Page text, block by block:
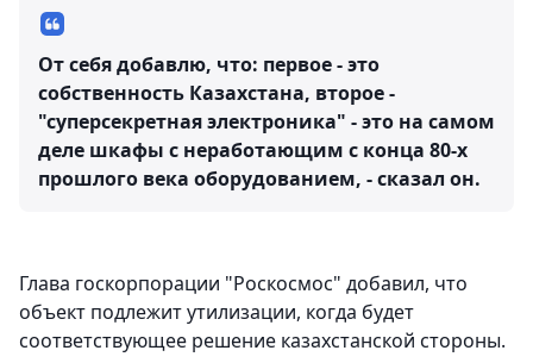
От себя добавлю, что: первое - это
собственность Казахстана, второе -
"суперсекретная электроника" - это на самом
деле шкафы с неработающим с конца 80-х
прошлого века оборудованием, - сказал он.
Глава госкорпорации "Роскосмос" добавил, что
объект подлежит утилизации, когда будет
соответствующее решение казахстанской стороны.